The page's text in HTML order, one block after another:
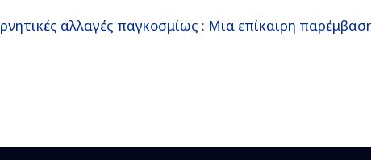
αλλαγές παγκοσμίως : Μια επίκαιρη